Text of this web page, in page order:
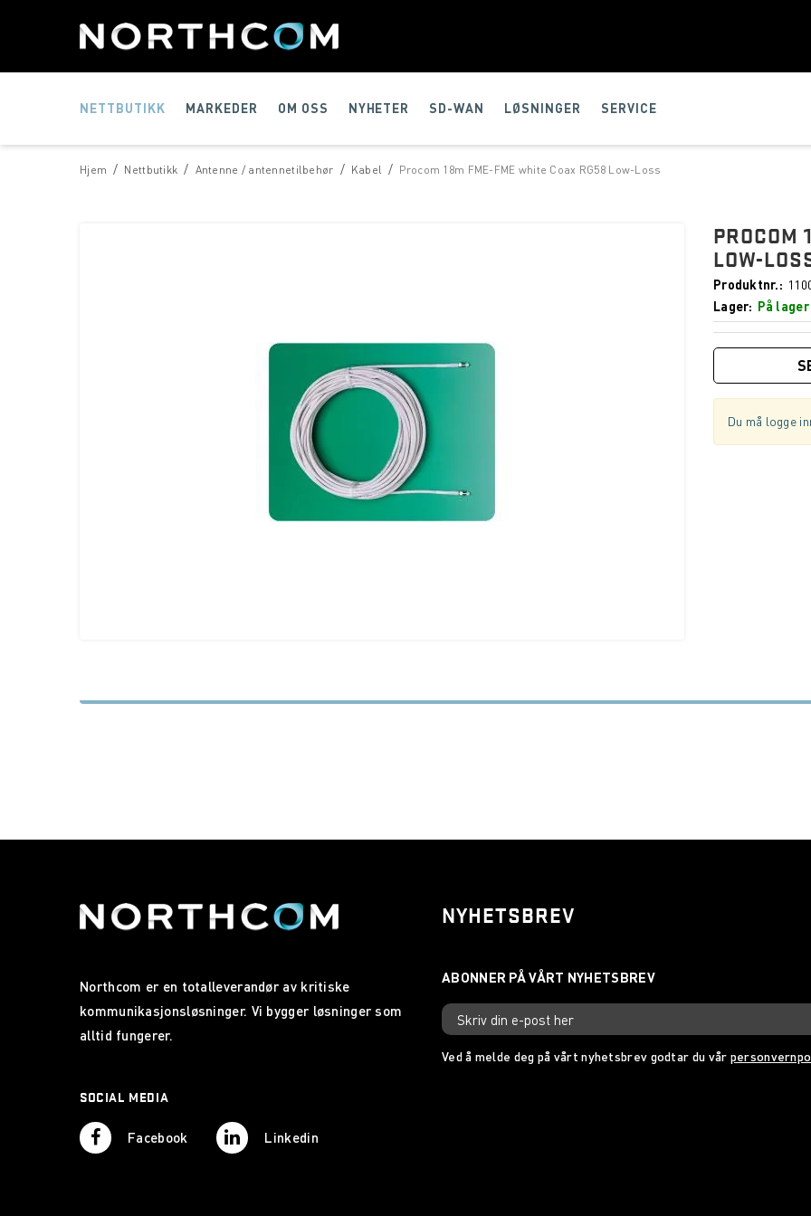
NETTBUTIKK MARKEDER OM OSS NYHETER SD-WAN LØSNINGER SERVICE
/
Hjem /
Nettbutikk /
Antenne / antennetilbehør /
Kabel Procom 18m FME-FME white Coax RG58 Low-Loss
PROCOM
LOW-
Produktnr.
Lager
På lager
Du må logge
Northcom er en totalleverandør av kritiske
kommunikasjonsløsninger. Vi bygger løsninger som
alltid fungerer.
SOCIAL MEDIA
Facebook Linkedin
NYHETSBREV
Ved å melde deg på vårt nyhetsbrev godtar du vår